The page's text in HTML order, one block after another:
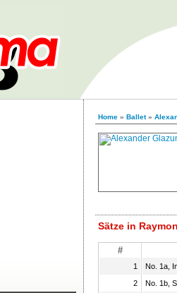
Home » Ballet»
Sätze in
#
1
No. 1a,
2
No. 1b,